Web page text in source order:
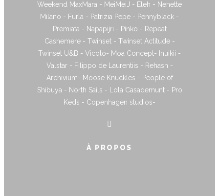
Weekend MaxMara - MeiMeiJ - Eleh - Nenette
Milano - Furla - Patrizia Pepe - Pennyblack -
Premiata - Napapijri - Pinko - Repeat
Cashemere - Twinset - Twinset Actitude -
Twinset U&B - Vicolo- Moa Concept- Inuikii -
Valstar - Filippo de Laurentiis - Rehash -
Archivium- Moose Knuckles - People of
Shibuya - North Sails - Lola Casademunt - Pro
Keds - Copenhagen studios-
À PROPOS